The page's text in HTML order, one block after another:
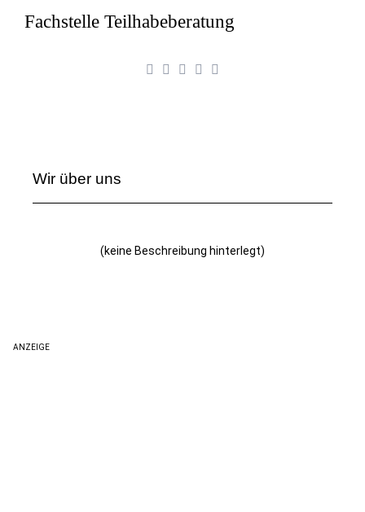
Fachstelle Teilhabeberatung
Wir über uns
(keine Beschreibung hinterlegt)
ANZEIGE